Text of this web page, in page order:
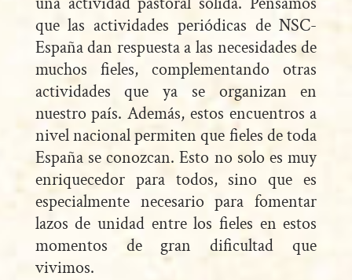
que las actividades periódicas de NSC-
España dan respuesta a las necesidades de
muchos fieles, complementando otras
actividades que ya se organizan en
nuestro país. Además, estos encuentros a
nivel nacional permiten que fieles de toda
España se conozcan. Esto no solo es muy
enriquecedor para todos, sino que es
especialmente necesario para fomentar
lazos de unidad entre los fieles en estos
momentos de gran dificultad que
vivimos.